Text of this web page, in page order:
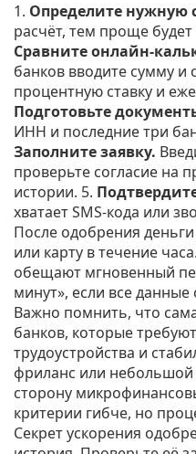
1. Определите нужную
расчёт, тем проще
Сравните
банков вводите сумму и
процентную ставку и
Подготовьте
ИНН и последние три
Заполните заявку.
проверьте согласие на
истории. 5.
хватает SMS‑кода или
После одобрения
или карту в течение
обещают мгновенный
минут», если все данные
Важно помнить, что
банков, которые
трудоустройства и
фриланс или небольшой
сторону
критерии гибче, но
Секрет ускорения